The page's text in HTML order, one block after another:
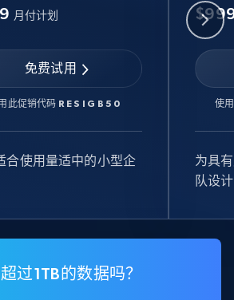
月付计划
免费试用
此促销代码 RESIGB50
合使用量适中的小型企
使
为具
队设计
过1TB的数据吗？